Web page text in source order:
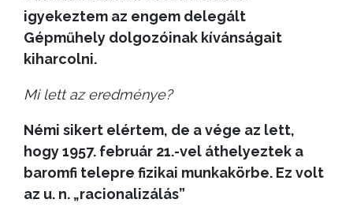
igyekeztem az engem delegált
Gépműhely dolgozóinak kívánságait
kiharcolni.
Mi lett az eredménye?
Némi sikert elértem, de a vége az lett,
hogy 1957. február 21.-vel áthelyeztek a
baromfi telepre fizikai munkakörbe. Ez volt
az u. n. „racionalizálás”